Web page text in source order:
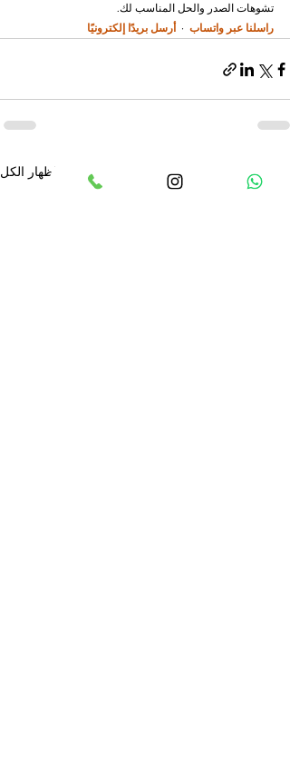
تشوهات الصدر والحل المناسب لك.
راسلنا عبر واتساب
  ·
أرسل بريدًا إلكترونيًا
المنشورات الأخيرة إظهار الكل